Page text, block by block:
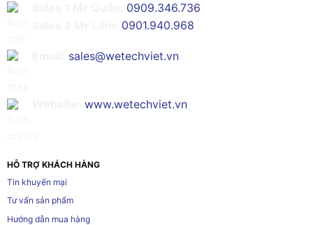
0909.346.736
0901.940.968
sales@wetechviet.vn
www.wetechviet.vn
HỖ TRỢ KHÁCH HÀNG
Tin khuyến mại
Tư vấn sản phẩm
Hướng dẫn mua hàng